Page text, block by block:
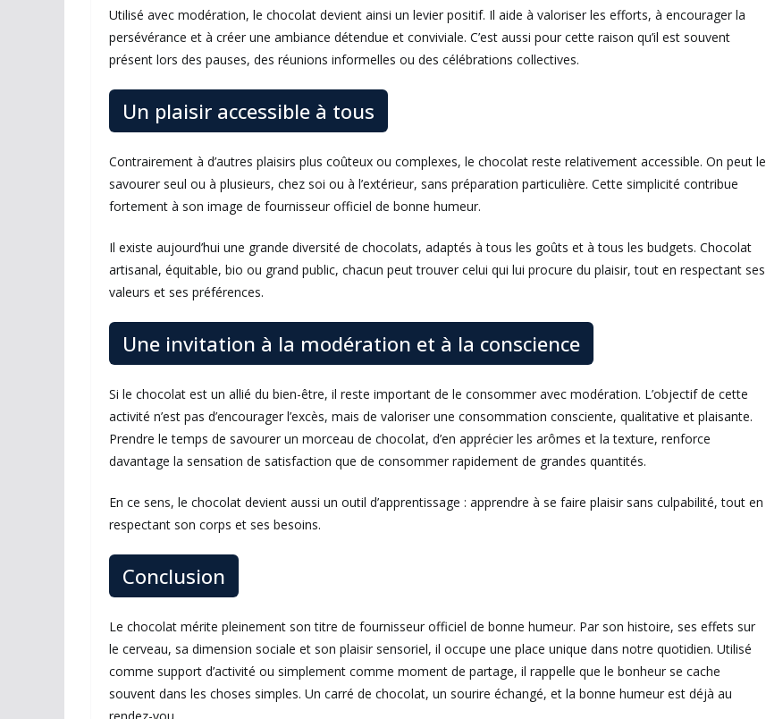
Utilisé avec modération, le chocolat devient ainsi un levier positif. Il aide à valoriser les efforts, à encourager la
persévérance et à créer une ambiance détendue et conviviale. C’est aussi pour cette raison qu’il est souvent
présent lors des pauses, des réunions informelles ou des célébrations collectives.
Un plaisir accessible à tous
Contrairement à d’autres plaisirs plus coûteux ou complexes, le chocolat reste relativement accessible. On peut le
savourer seul ou à plusieurs, chez soi ou à l’extérieur, sans préparation particulière. Cette simplicité contribue
fortement à son image de fournisseur officiel de bonne humeur.
Il existe aujourd’hui une grande diversité de chocolats, adaptés à tous les goûts et à tous les budgets. Chocolat
artisanal, équitable, bio ou grand public, chacun peut trouver celui qui lui procure du plaisir, tout en respectant ses
valeurs et ses préférences.
Une invitation à la modération et à la conscience
Si le chocolat est un allié du bien-être, il reste important de le consommer avec modération. L’objectif de cette
activité n’est pas d’encourager l’excès, mais de valoriser une consommation consciente, qualitative et plaisante.
Prendre le temps de savourer un morceau de chocolat, d’en apprécier les arômes et la texture, renforce
davantage la sensation de satisfaction que de consommer rapidement de grandes quantités.
En ce sens, le chocolat devient aussi un outil d’apprentissage : apprendre à se faire plaisir sans culpabilité, tout en
respectant son corps et ses besoins.
Conclusion
Le chocolat mérite pleinement son titre de fournisseur officiel de bonne humeur. Par son histoire, ses effets sur
le cerveau, sa dimension sociale et son plaisir sensoriel, il occupe une place unique dans notre quotidien. Utilisé
comme support d’activité ou simplement comme moment de partage, il rappelle que le bonheur se cache
souvent dans les choses simples. Un carré de chocolat, un sourire échangé, et la bonne humeur est déjà au